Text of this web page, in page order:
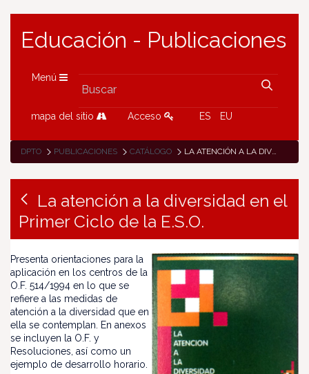
Educación - Publicaciones
Menú
mapa del sitio Acceso ES EU
DPTO PUBLICACIONES CATÁLOGO LA ATENCIÓN A LA DIVERSIDAD EN EL PRIMER CICLO DE LA E.S.O.
La atención a la diversidad en el
Primer Ciclo de la E.S.O.
Presenta orientaciones para la
aplicación en los centros de la
O.F. 514/1994 en lo que se
refiere a las medidas de
atención a la diversidad que en
ella se contemplan. En anexos
se incluyen la O.F. y
Resoluciones, así como un
ejemplo de desarrollo horario.